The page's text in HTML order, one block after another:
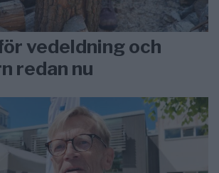
vedeldning och
redan nu